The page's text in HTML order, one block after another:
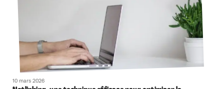
10 mars 2026